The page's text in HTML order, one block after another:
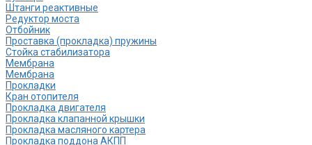
Штанги реактивные
Редуктор моста
Отбойник
Проставка (прокладка) пружины
Стойка стабилизатора
Мембрана
Мембрана
Прокладки
Кран отопителя
Прокладка двигателя
Прокладка клапанной крышки
Прокладка масляного картера
Прокладка поддона АКПП